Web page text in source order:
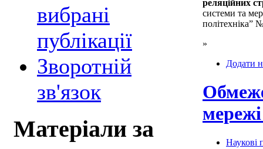
вибрані
публікації
Зворотній
зв'язок
Матеріали за
реляційних
системи та
політехніка”
»
Додати
Наукові